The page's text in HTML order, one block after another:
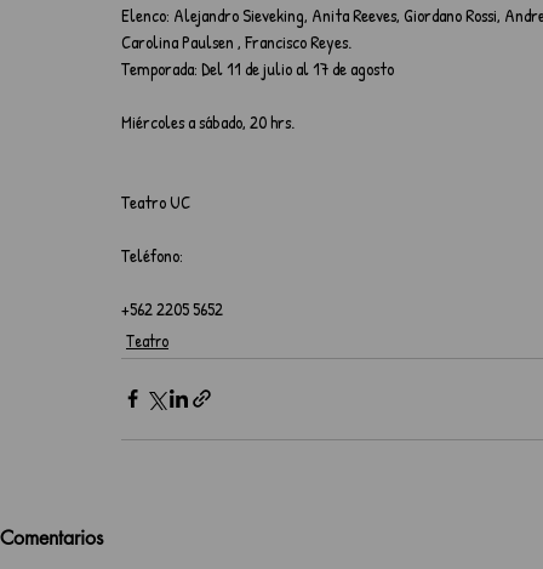
Elenco: Alejandro Sieveking, Anita Reeves, Giordano Rossi,
Carolina Paulsen , Francisco Reyes.
Temporada: Del 11 de julio al 17 de agosto
Miércoles a sábado, 20 hrs.
Teatro UC
Teléfono:
+562 2205 5652
Teatro
Comentarios